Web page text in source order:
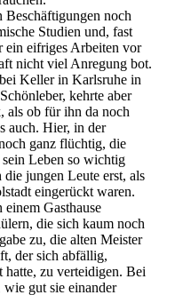
Beschäftigungen noch
Studien und, fast
ein eifriges Arbeiten vor
nicht viel Anregung bot.
Keller in Karlsruhe in
kehrte aber
als ob für ihn da noch
auch. Hier, in der
ganz flüchtig, die
Leben so wichtig
jungen Leute erst, als
eingerückt waren.
Gasthause
die sich kaum noch
zu, die alten Meister
der sich abfällig,
hatte, zu verteidigen. Bei
wie gut sie einander